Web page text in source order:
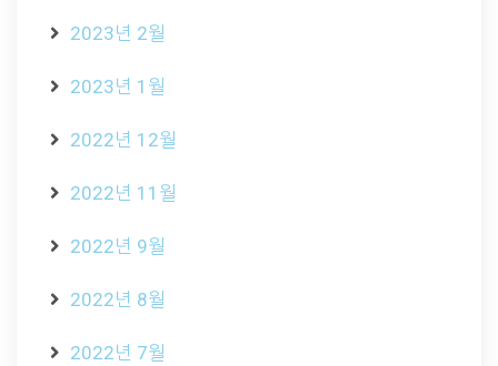
2023년 2월
2023년 1월
2022년 12월
2022년 11월
2022년 9월
2022년 8월
2022년 7월